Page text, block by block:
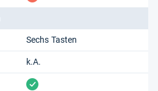
Sechs Tasten
k.A.
vorhanden